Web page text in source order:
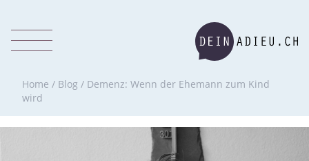
Home / Blog / Demenz: Wenn der Ehemann zum Kind
wird